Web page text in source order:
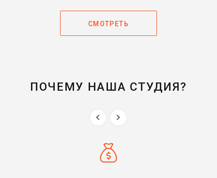
СМОТРЕТЬ
ПОЧЕМУ НАША СТУДИЯ?